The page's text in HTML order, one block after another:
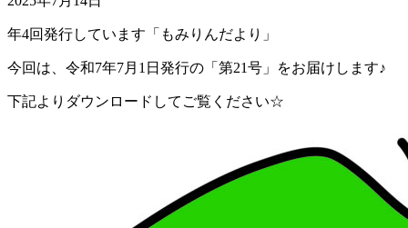
年4回発行しています「もみりんだより」
今回は、令和7年7月1日発行の「第21号」をお届けします♪
下記よりダウンロードしてご覧ください☆